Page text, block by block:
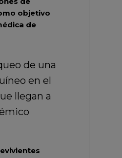
objetivo
de
de una
en el
llegan a